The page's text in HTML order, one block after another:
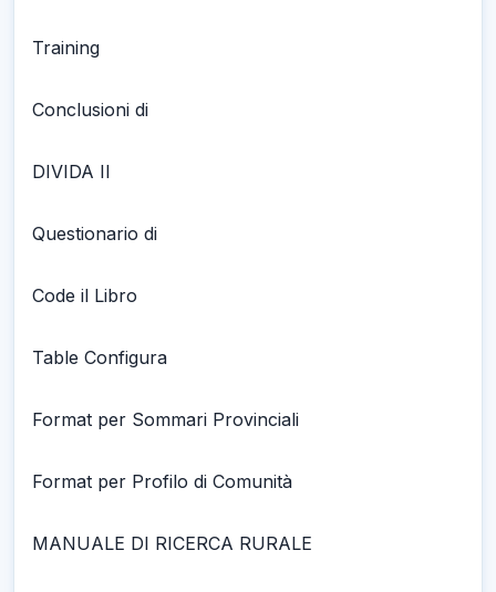
Training
Conclusioni di
DIVIDA II
Questionario di
Code il Libro
Table Configura
Format per Sommari Provinciali
Format per Profilo di Comunità
MANUALE DI RICERCA RURALE